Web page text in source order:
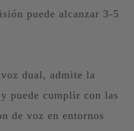
puede alcanzar 3-5
dual, admite la
puede cumplir con las
de voz en entornos